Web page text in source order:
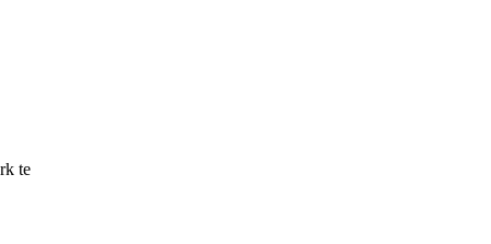
te